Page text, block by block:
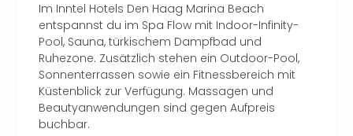
Im Inntel Hotels Den Haag Marina Beach
entspannst du im Spa Flow mit Indoor-Infinity-
Pool, Sauna, türkischem Dampfbad und
Ruhezone. Zusätzlich stehen ein Outdoor-Pool,
Sonnenterrassen sowie ein Fitnessbereich mit
Küstenblick zur Verfügung. Massagen und
Beautyanwendungen sind gegen Aufpreis
buchbar.